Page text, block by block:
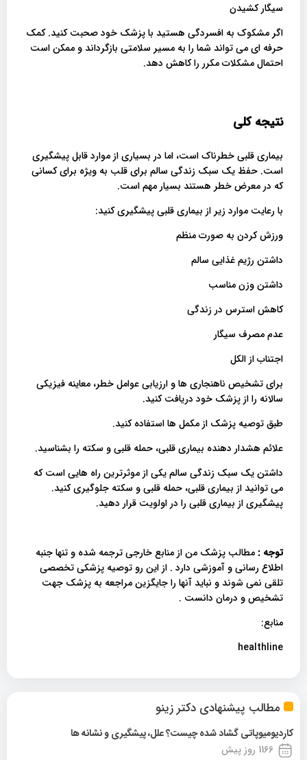
مطالب پیشنهادی دکتر زینو
کاردیومیوپاتی گشاد شده چیست؟ علل، پیشگیری و نشانه ها
1166 روز پیش
سیگار کشیدن
اگر مشکوک به افسردگی هستید با پزشک خود صحبت کنید. کمک
حرفه ای می تواند شما را به مسیر سلامتی بازگرداند و ممکن است
احتمال مشکلات مکرر را کاهش دهد.
نتیجه کلی
بیماری قلبی خطرناک است، اما در بسیاری از موارد قابل پیشگیری
است. حفظ یک سبک زندگی سالم برای قلب به ویژه برای کسانی
که در معرض خطر هستند بسیار مهم است.
با رعایت موارد زیر از بیماری قلبی پیشگیری کنید:
ورزش کردن به صورت منظم
داشتن رژیم غذایی سالم
داشتن وزن مناسب
کاهش استرس در زندگی
عدم مصرف سیگار
اجتناب از الکل
برای تشخیص ناهنجاری ها و ارزیابی عوامل خطر، معاینه فیزیکی
سالانه را از پزشک خود دریافت کنید.
طبق توصیه پزشک از مکمل ها استفاده کنید.
علائم هشدار دهنده بیماری قلبی، حمله قلبی و سکته را بشناسید.
داشتن یک سبک زندگی سالم یکی از موثرترین راه هایی است که
می توانید از بیماری قلبی، حمله قلبی و سکته جلوگیری کنید.
پیشگیری از بیماری قلبی را در اولویت قرار دهید.
توجه : مطالب پزشک من از منابع خارجی ترجمه شده و تنها جنبه
اطلاع رسانی و آموزشی دارد . از این رو توصیه پزشکی تخصصی
تلقی نمی شوند و نباید آنها را جایگزین مراجعه به پزشک جهت
تشخیص و درمان دانست .
منابع:
healthline